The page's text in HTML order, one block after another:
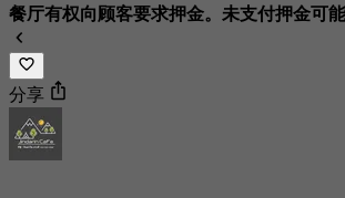
餐厅有权向顾客要求押金。未支付押金可
分享